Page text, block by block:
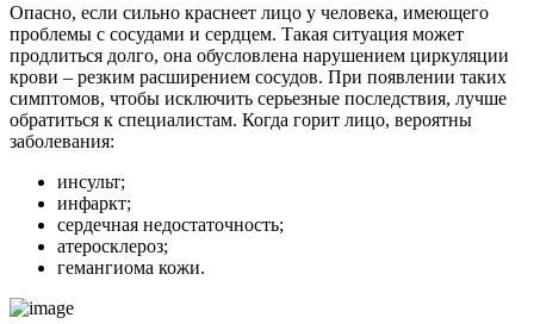
Опасно, если сильно краснеет лицо у человека, имеющего
проблемы с сосудами и сердцем. Такая ситуация может
продлиться долго, она обусловлена нарушением циркуляции
крови – резким расширением сосудов. При появлении таких
симптомов, чтобы исключить серьезные последствия, лучше
обратиться к специалистам. Когда горит лицо, вероятны
заболевания:
инсульт;
инфаркт;
сердечная недостаточность;
атеросклероз;
гемангиома кожи.